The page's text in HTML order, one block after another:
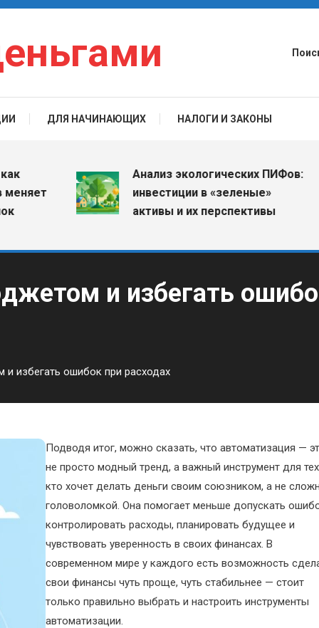
ДЛЯ НАЧИНАЮЩИХ НАЛОГИ И ЗАКОНЫ
Анализ экологических ПИФов:
инвестиции в «зеленые»
активы и их перспективы
и избегать
избегать ошибок при расходах
Подводя итог, можно сказать, что автоматизация —
не просто модный тренд, а важный инструмент для
кто хочет делать деньги своим союзником, а не
головоломкой. Она помогает меньше допускать
контролировать расходы, планировать будущее и
чувствовать уверенность в своих финансах. В
современном мире у каждого есть возможность
свои финансы чуть проще, чуть стабильнее — стоит
только правильно выбрать и настроить инструменты
автоматизации.